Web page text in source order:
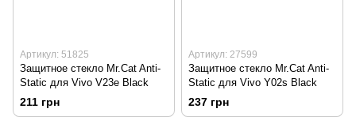
Артикул: 51825
Защитное стекло Mr.Cat Anti-
Static для Vivo V23e Black
211 грн
Артикул: 27599
Защитное стекло Mr.Cat Anti-
Static для Vivo Y02s Black
237 грн